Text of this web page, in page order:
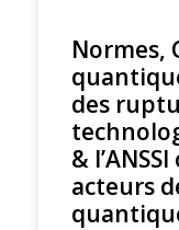
Normes,
des
&
acteurs